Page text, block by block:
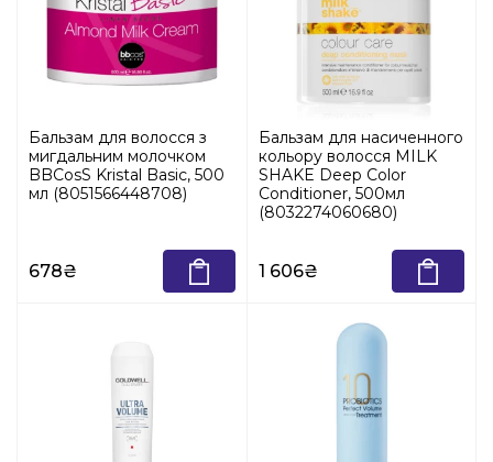
Бальзам для волосся з
мигдальним молочком
BBCosS Kristal Basic, 500
мл (8051566448708)
678₴
Бальзам для насиченного
кольору волосся MILK
SHAKE Deep Color
Conditioner, 500мл
(8032274060680)
1 606₴